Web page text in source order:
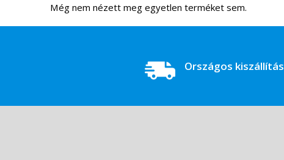
Még nem nézett meg egyetlen terméket sem.
Országos kiszállítás